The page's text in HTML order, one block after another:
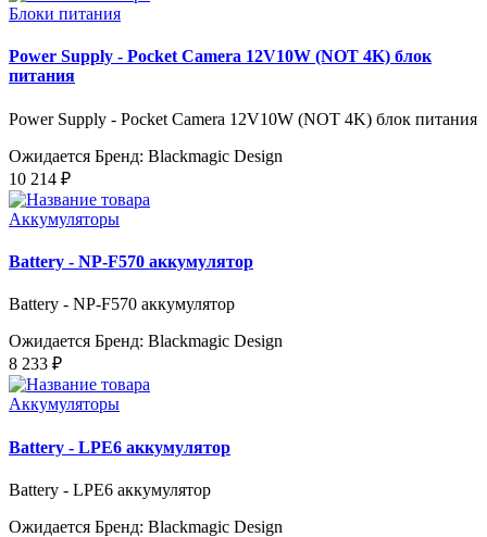
Блоки питания
Power Supply - Pocket Camera 12V10W (NOT 4K) блок
питания
Power Supply - Pocket Camera 12V10W (NOT 4K) блок питания
Ожидается Бренд: Blackmagic Design
10 214 ₽
Аккумуляторы
Battery - NP-F570 аккумулятор
Battery - NP-F570 аккумулятор
Ожидается Бренд: Blackmagic Design
8 233 ₽
Аккумуляторы
Battery - LPE6 аккумулятор
Battery - LPE6 аккумулятор
Ожидается Бренд: Blackmagic Design